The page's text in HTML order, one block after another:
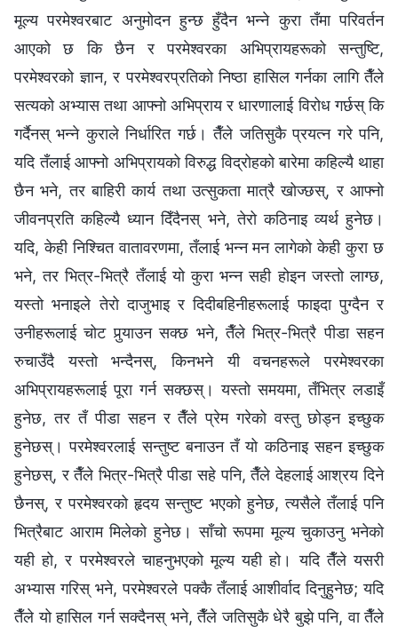
मूल्य परमेश्‍वरबाट अनुमोदन हुन्छ हुँदैन भन्‍ने कुरा तँमा परिवर्तन
आएको छ कि छैन र परमेश्‍वरका अभिप्रायहरूको सन्तुष्टि,
परमेश्‍वरको ज्ञान, र परमेश्‍वरप्रतिको निष्ठा हासिल गर्नका लागि तैँले
सत्यको अभ्यास तथा आफ्नो अभिप्राय र धारणालाई विरोध गर्छस् कि
गर्दैनस् भन्‍ने कुराले निर्धारित गर्छ। तैँले जतिसुकै प्रयत्न गरे पनि,
यदि तँलाई आफ्नो अभिप्रायको विरुद्ध विद्रोहको बारेमा कहिल्यै थाहा
छैन भने, तर बाहिरी कार्य तथा उत्सुकता मात्रै खोज्छस्, र आफ्नो
जीवनप्रति कहिल्यै ध्यान दिँदैनस् भने, तेरो कठिनाइ व्यर्थ हुनेछ।
यदि, केही निश्चित वातावरणमा, तँलाई भन्न मन लागेको केही कुरा छ
भने, तर भित्र-भित्रै तँलाई यो कुरा भन्न सही होइन जस्तो लाग्छ,
यस्तो भनाइले तेरो दाजुभाइ र दिदीबहिनीहरूलाई फाइदा पुग्दैन र
उनीहरूलाई चोट पुर्‍याउन सक्छ भने, तैँले भित्र-भित्रै पीडा सहन
रुचाउँदै यस्तो भन्दैनस्, किनभने यी वचनहरूले परमेश्‍वरका
अभिप्रायहरूलाई पूरा गर्न सक्छस्। यस्तो समयमा, तँभित्र लडाइँ
हुनेछ, तर तँ पीडा सहन र तैँले प्रेम गरेको वस्तु छोड्न इच्छुक
हुनेछस्। परमेश्‍वरलाई सन्तुष्ट बनाउन तँ यो कठिनाइ सहन इच्छुक
हुनेछस्, र तैँले भित्र-भित्रै पीडा सहे पनि, तैँले देहलाई आश्रय दिने
छैनस्, र परमेश्‍वरको हृदय सन्तुष्ट भएको हुनेछ, त्यसैले तँलाई पनि
भित्रैबाट आराम मिलेको हुनेछ। साँचो रूपमा मूल्य चुकाउनु भनेको
यही हो, र परमेश्‍वरले चाहनुभएको मूल्य यही हो। यदि तैँले यसरी
अभ्यास गरिस् भने, परमेश्‍वरले पक्कै तँलाई आशीर्वाद दिनुहुनेछ; यदि
तैँले यो हासिल गर्न सक्दैनस् भने, तैँले जतिसुकै धेरै बुझे पनि, वा तैँले